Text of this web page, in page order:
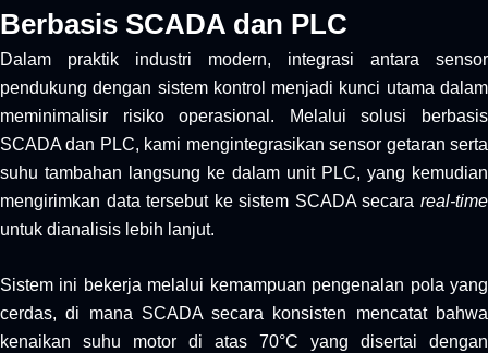
Berbasis SCADA dan PLC
Dalam praktik industri modern, integrasi antara sensor
pendukung dengan sistem kontrol menjadi kunci utama dalam
meminimalisir risiko operasional. Melalui solusi berbasis
SCADA dan PLC, kami mengintegrasikan sensor getaran serta
suhu tambahan langsung ke dalam unit PLC, yang kemudian
mengirimkan data tersebut ke sistem SCADA secara real-time
untuk dianalisis lebih lanjut.
Sistem ini bekerja melalui kemampuan pengenalan pola yang
cerdas, di mana SCADA secara konsisten mencatat bahwa
kenaikan suhu motor di atas 70°C yang disertai dengan